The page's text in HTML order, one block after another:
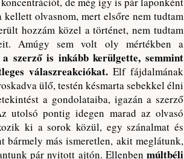
olvasnom, mert elsőre nem tudtam
hozzám közel a történet, nem tudtam
Amúgy sem volt oly mértékben a
szerző is inkább kerülgette, semmint
válaszreakciókat. Elf fájdalmának
ülő, testén késmarta sebekkel élni
a gondolataiba, igazán a szerző
utolsó pontig idegen marad az olvasó
ki a sorok közül, egy szánalmat és
más ismeretlen, akit meglátunk,
pár nyitott ajtón. Ellenben múltbéli